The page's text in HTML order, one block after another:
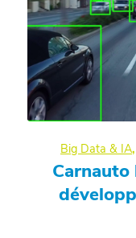
Big Data & IA,
Carnauto